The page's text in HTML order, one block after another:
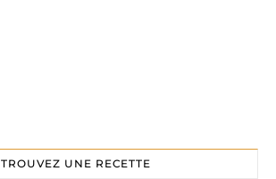
TROUVEZ UNE RECETTE